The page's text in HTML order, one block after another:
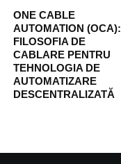
ONE CABLE
AUTOMATION (OCA):
FILOSOFIA DE
CABLARE PENTRU
TEHNOLOGIA DE
AUTOMATIZARE
DESCENTRALIZATĂ